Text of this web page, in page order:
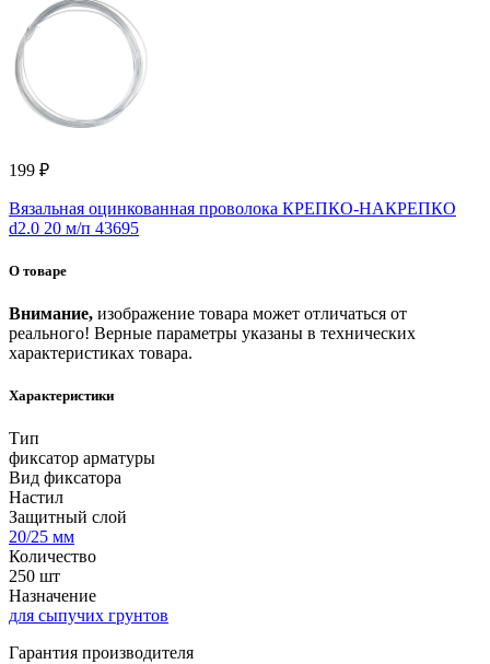
199 ₽
Вязальная оцинкованная проволока КРЕПКО-НАКРЕПКО
d2.0 20 м/п 43695
О товаре
Внимание, изображение товара может отличаться от
реального! Верные параметры указаны в технических
характеристиках товара.
Характеристики
Тип
фиксатор арматуры
Вид фиксатора
Настил
Защитный слой
20/25 мм
Количество
250 шт
Назначение
для сыпучих грунтов
Гарантия производителя